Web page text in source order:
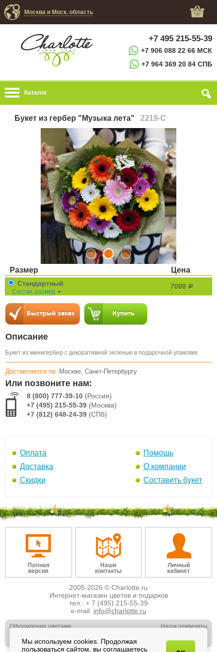
Москва и Моск. область
+7 495 215-55-39
+7 906 088 22 66 МСК
+7 964 369 20 84 СПБ
Каталог
Букет из гербер "Музыка лета" 2219-C
Размер Цена
Стандартный
Состав, размер
7000 a
Описание
Букет из минигербер с декоративной зеленью в подарочной упаковке.
Доставляется по: Москве, Санкт-Петербургу
Или позвоните нам:
8 (800) 777-39-10 (Россия)
+7 (495) 215-55-39 (Москва)
+7 (812) 648-24-39 (СПб)
Оплата
Доставка
Скидки
Помощь
О компании
Составить букет
Полная
версия
Наши
контакты
Личный
кабинет
2005-2026 © Charlotte.ru
Интернет-магазин цветов и подарков
тел.: + 7 (495) 215-55-39
e-mail: info@charlotte.ru
Оформление цветами
Свадебная флористика
Наши реквизиты
Отзывы о нас
Мы используем cookies. Продолжая
пользоваться сайтом, вы соглашаетесь